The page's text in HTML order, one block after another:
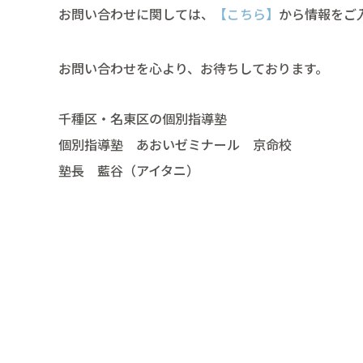
お問い合わせに関しては、 【こちら】 から情報をご
お問い合わせを心より、お待ちしております。
千種区・名東区の個別指導塾
個別指導塾 あおいゼミナール 京命校
塾長 藍谷（アイタニ）